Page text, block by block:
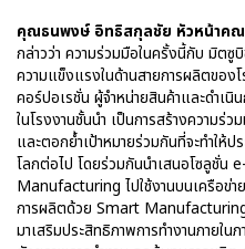
คุณธนพงษ์ อิทธิสกุลชัย หัวหน้าค
กล่าวว่า ความร่วมมือในครั้งนี้กับ มิต
ความแข็งแรงในด้านสายการผลิตของ
คอร์ปอเรชั่น ผู้จำหน่ายสินค้าและดำเ
ในโรงงานชั้นนำ เป็นการสร้างความ
และตอกย้ำเป้าหมายร่วมกันที่จะทำให้
โลกต่อไป โดยร่วมกันนำเสนอโซลูชั่น
Manufacturing ไปใช้งานบนเครือข่
การผลิตด้วย Smart Manufacturing
มาเสริมประสิทธิภาพการทำงานภายใ